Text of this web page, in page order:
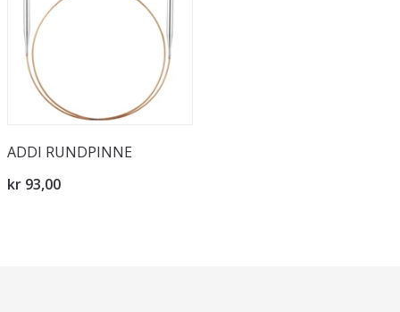
ADDI RUNDPINNE
kr 93,00